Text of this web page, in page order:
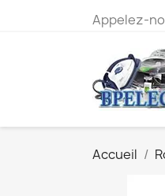
Appelez-
Accueil